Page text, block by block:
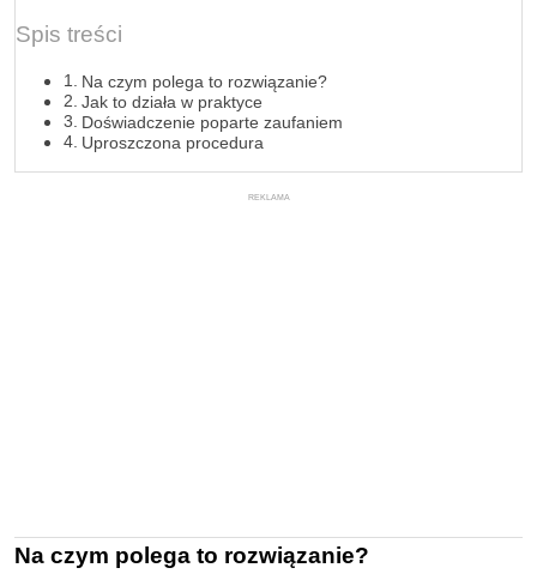
Spis treści
Na czym polega to rozwiązanie?
Jak to działa w praktyce
Doświadczenie poparte zaufaniem
Uproszczona procedura
REKLAMA
Na czym polega to rozwiązanie?